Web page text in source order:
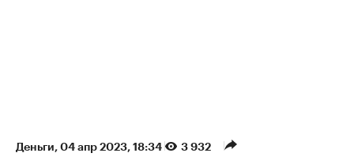
Деньги⁠, 04 апр 2023, 18:34 3 932